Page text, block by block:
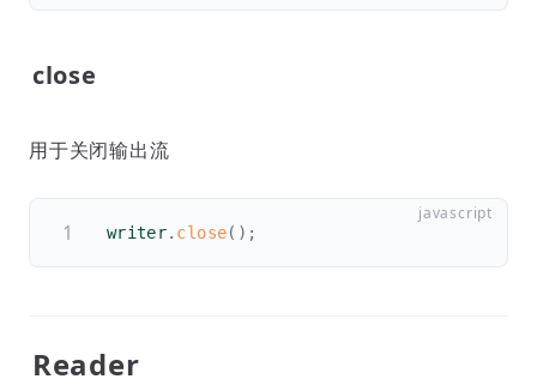
close
用于关闭输出流
writer. close( ) ;
Reader